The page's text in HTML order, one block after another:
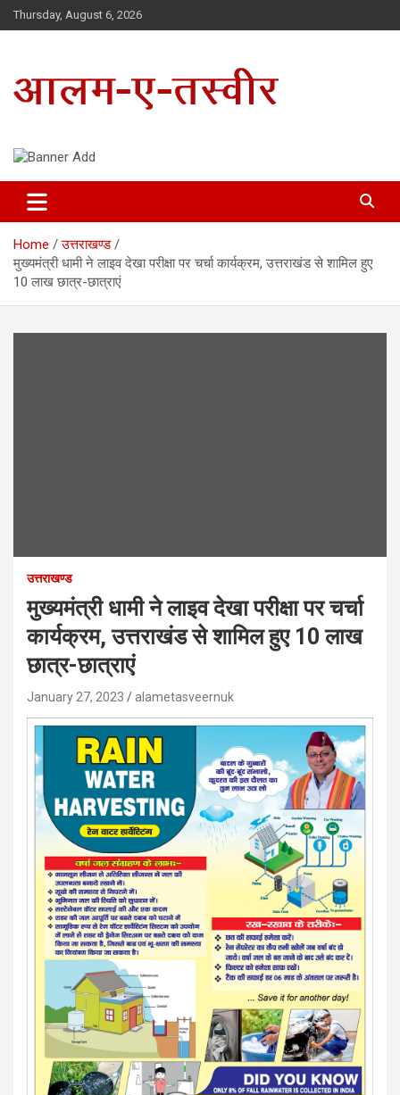
Skip
to
Thursday, August 6, 2026
Alam E Tasveer
Home
उत्तराखण्ड
मुख्यमंत्री धामी ने लाइव देखा परीक्षा पर चर्चा कार्यक्रम, उत्तराखंड से शामिल हुए
10 लाख छात्र-छात्राएं
उत्तराखण्ड
मुख्यमंत्री धामी ने लाइव देखा परीक्षा पर चर्चा
कार्यक्रम, उत्तराखंड से शामिल हुए 10 लाख
छात्र-छात्राएं
January 27, 2023 alametasveernuk